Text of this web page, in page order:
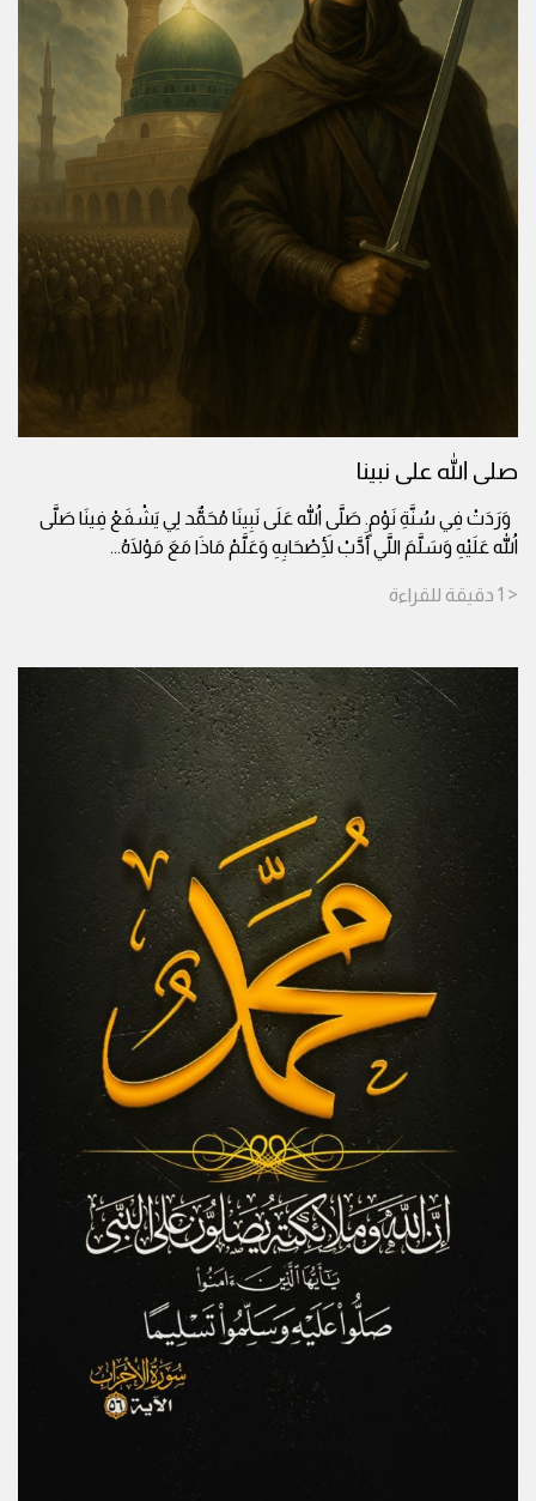
صلى الله على نبينا
وَرَدَتْ فِي سُنَّةِ نَوْمٍ. صَلَّى اللهُ عَلَى نَبِينَا مُحَمٌّد لِي يَشْفَعْ فِينَا صَلَّى
اللهُ عَلَيْهِ وَسَلَّمَ اللَّي أَدَّبْ لِأَصْحَابِهِ وَعَلَّمْ مَاذَا مَعَ مَوْلَاهُ...
< 1 دقيقة للقراءة